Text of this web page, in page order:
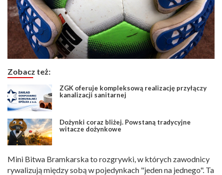
Zobacz też:
ZGK oferuje kompleksową realizację przyłączy
kanalizacji sanitarnej
Dożynki coraz bliżej. Powstaną tradycyjne
witacze dożynkowe
Mini Bitwa Bramkarska to rozgrywki, w których zawodnicy
rywalizują między sobą w pojedynkach "jeden na jednego". Ta